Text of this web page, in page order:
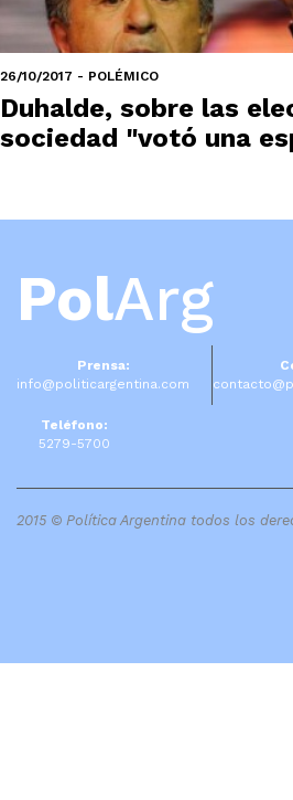
26/10/2017 - POLÉMICO
Duhalde, sobre las
sociedad "votó una
PolArg
Prensa:
info@politicargentina.com
Teléfono:
5279-5700
2015 © Política Argentina todos los